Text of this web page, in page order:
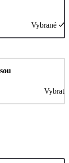
Vybrané
Vybrat